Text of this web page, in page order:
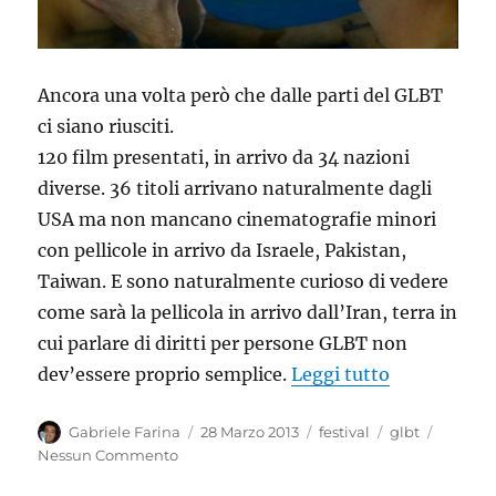
Ancora una volta però che dalle parti del GLBT
ci siano riusciti.
120 film presentati, in arrivo da 34 nazioni
diverse. 36 titoli arrivano naturalmente dagli
USA ma non mancano cinematografie minori
con pellicole in arrivo da Israele, Pakistan,
Taiwan. E sono naturalmente curioso di vedere
come sarà la pellicola in arrivo dall’Iran, terra in
cui parlare di diritti per persone GLBT non
dev’essere proprio semplice.Leggi tutto
Autore
Gabriele Farina
Pubblicato
28 Marzo 2013 Categorie
festival Tag
glbt
Nessun Commento